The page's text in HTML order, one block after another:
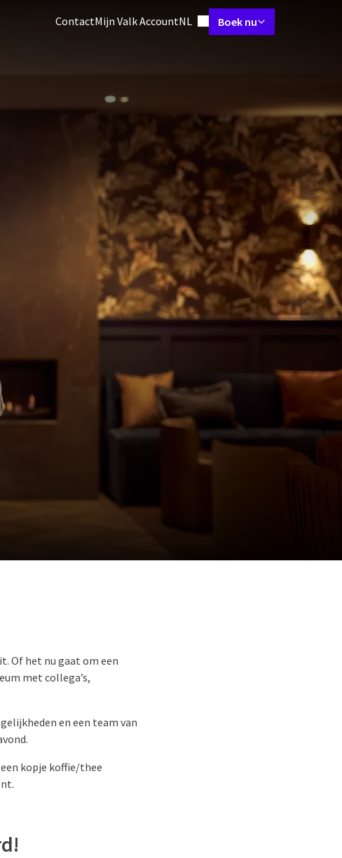
ContactMijn Valk AccountIngestelde taal
NL Boek nu
Of het nu gaat om een
met collega’s,
en een team van
kopje koffie/thee